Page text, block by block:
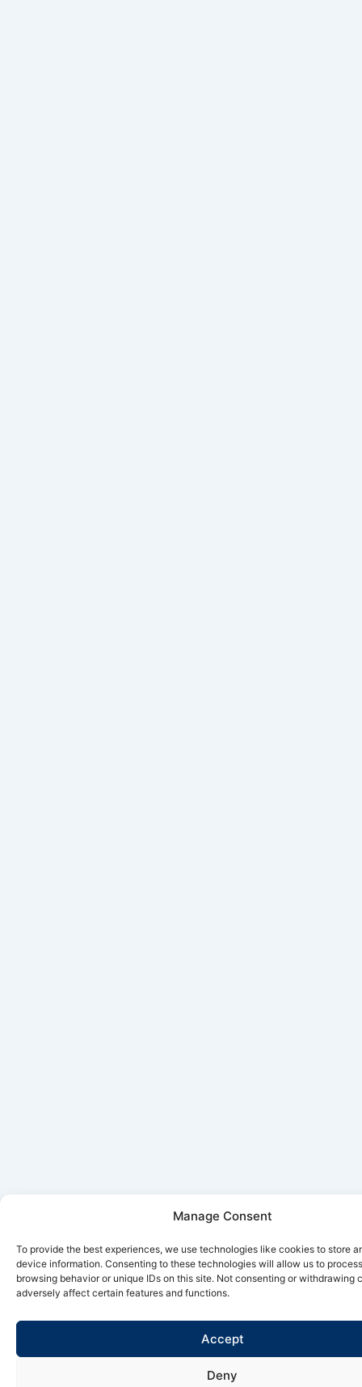
Manage Consent
To provide the best experiences, we use technologies like cookies to store
device information. Consenting to these technologies will allow us to
browsing behavior or unique IDs on this site. Not consenting or withdrawing
adversely affect certain features and functions.
Accept
Deny